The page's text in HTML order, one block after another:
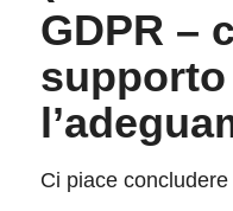
GDPR –
Ci piace